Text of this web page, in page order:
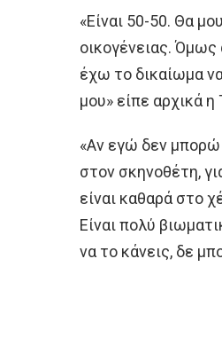
«Είναι 50-50. Θα
οικογένειας. Όμως
έχω το δικαίωμα
μου» είπε αρχικά
«Αν εγώ δεν
στον σκηνοθέτη,
είναι καθαρά στο
Είναι πολύ
να το κάνεις, δε